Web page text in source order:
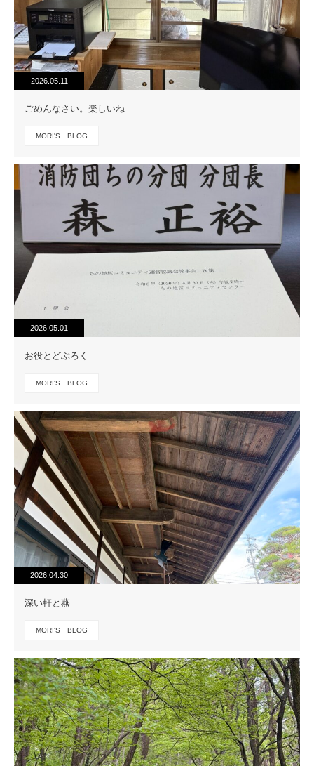
2026.05.11
ごめんなさい。楽しいね
MORI'S BLOG
2026.05.01
お役とどぶろく
MORI'S BLOG
2026.04.30
深い軒と燕
MORI'S BLOG